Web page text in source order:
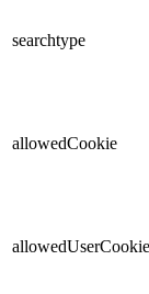
searchtype
allowedCookie